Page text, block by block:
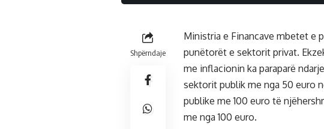
Shpërndaje
Ministria e Financave mbetet e
punëtorët e sektorit privat.
me inflacionin ka paraparë
sektorit publik me nga 50 euro
publike me 100 euro të
me nga 100 euro.